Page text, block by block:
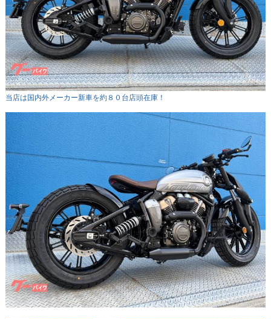
当店は国内外メーカー新車を約８０台店頭在庫！